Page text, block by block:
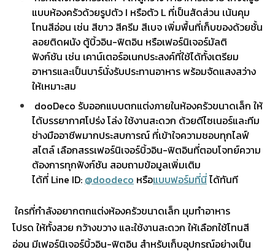
แบบห้องครัวด้วยรูปตัว I หรือตัว L ที่เป็นสัดส่วน เน้นคุม
โทนสีอ่อน เช่น สีขาว สีครีม สีเบจ เพิ่มพื้นที่เก็บของด้วยชั้น
ลอยติดผนัง ตู้บิ้วอิน-ฟิตอิน หรือเฟอร์นิเจอร์มัลติ
ฟังก์ชัน เช่น เคาน์เตอร์อเนกประสงค์ที่ใช้ได้ทั้งเตรียม
อาหารและเป็นบาร์นั่งรับประทานอาหาร พร้อมจัดแสงสว่าง
ให้เหมาะสม
dooDeco รับออกแบบตกแต่งภายในห้องครัวขนาดเล็ก ให้
ได้บรรยากาศโปร่ง โล่ง ใช้งานสะดวก ด้วยดีไซเนอร์และทีม
ช่างมืออาชีพมากประสบการณ์ ที่เข้าใจความชอบทุกไลฟ์
สไตล์ เลือกสรรเฟอร์นิเจอร์บิ้วอิน-ฟิตอินที่ตอบโจทย์ความ
ต้องการทุกฟังก์ชัน สอบถามข้อมูลเพิ่มเติม
ได้ที่ Line ID: @doodeco หรือแบบฟอร์มที่นี่ได้ทันที
ใครที่กำลังอยากตกแต่งห้องครัวขนาดเล็ก มุมทำอาหาร
โปรด ให้ทั้งสวย กว้างขวาง และใช้งานสะดวก ให้เลือกใช้โทนสี
อ่อน มีเฟอร์นิเจอร์บิ้วอิน-ฟิตอิน สำหรับเก็บอุปกรณ์อย่างเป็น